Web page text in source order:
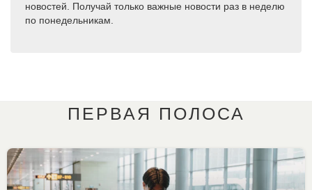
новостей. Получай только важные новости раз в неделю
по понедельникам.
ПЕРВАЯ ПОЛОСА